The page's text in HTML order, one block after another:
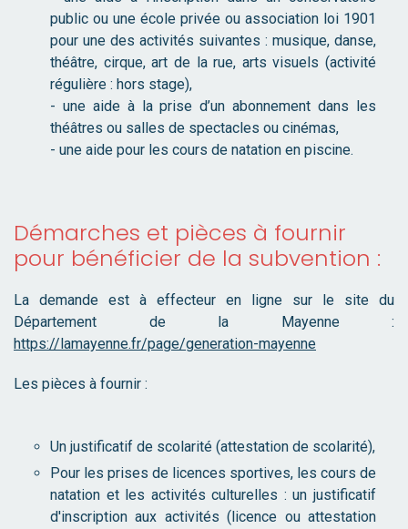
public ou une école privée ou association loi 1901
pour une des activités suivantes : musique, danse,
théâtre, cirque, art de la rue, arts visuels (activité
régulière : hors stage),
- une aide à la prise d’un abonnement dans les
théâtres ou salles de spectacles ou cinémas,
- une aide pour les cours de natation en piscine.
Démarches et pièces à fournir
pour bénéficier de la subvention :
La demande est à effecteur en ligne sur le site du
Département de la Mayenne :
https://lamayenne.fr/page/generation-mayenne
Les pièces à fournir :
Un justificatif de scolarité (attestation de scolarité),
Pour les prises de licences sportives, les cours de
natation et les activités culturelles : un justificatif
d'inscription aux activités (licence ou attestation